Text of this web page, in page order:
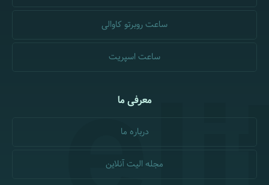
ساعت روبرتو کاوالی
ساعت اسپریت
معرفی ما
درباره ما
مجله الیت آنلاین